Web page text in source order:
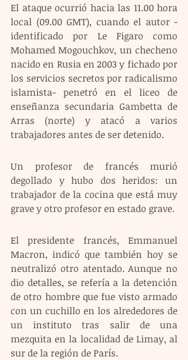
El ataque ocurrió hacia las 11.00 hora
local (09.00 GMT), cuando el autor -
identificado por Le Figaro como
Mohamed Mogouchkov, un checheno
nacido en Rusia en 2003 y fichado por
los servicios secretos por radicalismo
islamista- penetró en el liceo de
enseñanza secundaria Gambetta de
Arras (norte) y atacó a varios
trabajadores antes de ser detenido.
Un profesor de francés murió
degollado y hubo dos heridos: un
trabajador de la cocina que está muy
grave y otro profesor en estado grave.
El presidente francés, Emmanuel
Macron, indicó que también hoy se
neutralizó otro atentado. Aunque no
dio detalles, se refería a la detención
de otro hombre que fue visto armado
con un cuchillo en los alrededores de
un instituto tras salir de una
mezquita en la localidad de Limay, al
sur de la región de París.